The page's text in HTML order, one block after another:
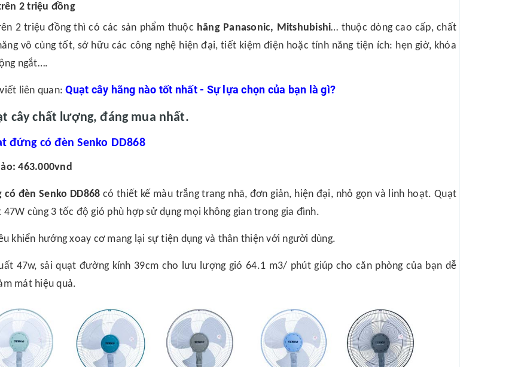
2 triệu đồng
2 triệu đồng thì có các sản phẩm thuộc hãng Panasonic, Mitshubishi… thuộc dòng cao cấp, chất
vô cùng tốt, sở hữu các công nghệ hiện đại, tiết kiệm điện hoặc tính năng tiện ích: hẹn giờ, khóa
ngắt….
liên quan:Quạt cây hãng nào tốt nhất - Sự lựa chọn của bạn là gì?
cây chất lượng, đáng mua nhất.
đứng có đèn Senko DD868
463.000vnd
đèn Senko DD868 có thiết kế màu trắng trang nhã, đơn giản, hiện đại, nhỏ gọn và linh hoạt. Quạt
47W cùng 3 tốc độ gió phù hợp sử dụng mọi không gian trong gia đình.
khiển hướng xoay cơ mang lại sự tiện dụng và thân thiện với người dùng.
47w, sải quạt đường kính 39cm cho lưu lượng gió 64.1 m3/ phút giúp cho căn phòng của bạn dễ
mát hiệu quả.